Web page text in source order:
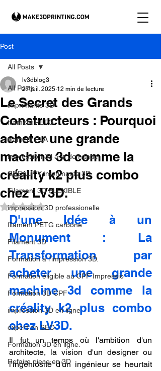
Post
All Posts
imprimante 3D
filament PETG
filament PLA
impression 3d à la demande.
CREALITY imprimante 3D
Filament 3D FLEXIBLE
impression 3D professionelle
filament PETG carbone
Filament 3D
Formation à l'impression 3D.
Formation éligible au CPF Impressio
Formation 3D CPF
impression 3D en ligne
expert en SEO
Formation 3D en ligne.
Refaire piece en 3D
All Posts
Le Secret des Grands
Constructeurs : Pourquoi
acheter une grande
machine 3d comme la
créality k2 plus combo
chez LV3D.
lv3dblog3
27 juil. 2025 12 min de lecture
Noté NaN étoiles sur 5.
D'une Idée à un
Monument : La
Transformation par
acheter une grande
machine 3d comme la
créality k2 plus combo
chez LV3D.
Il fut un temps où l'ambition d'un
architecte, la vision d'un designer ou
l'ingéniosité d'un ingénieur se heurtait